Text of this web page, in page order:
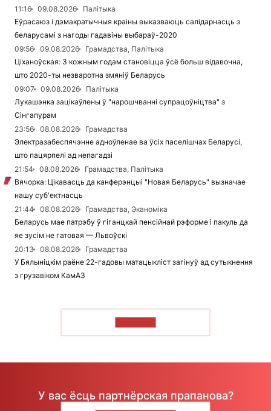
11:16
09.08.2026
Палітыка
Еўрасаюз і дэмакратычныя краіны выказваюць салідарнасць з
беларусамі з нагоды гадавіны выбараў-2020
09:56
09.08.2026
Грамадства, Палітыка
Ціханоўская: З кожным годам становіцца ўсё больш відавочна,
што 2020-ты незваротна змяніў Беларусь
09:07
09.08.2026
Палітыка
Лукашэнка зацікаўлены ў "нарошчванні супрацоўніцтва" з
Сінгапурам
23:56
08.08.2026
Грамадства
Электразабеспячэнне адноўленае ва ўсіх паселішчах Беларусі,
што пацярпелі ад непагадзі
21:54
08.08.2026
Грамадства, Палітыка
Вячорка: Цікавасць да канферэнцыі "Новая Беларусь" вызначае
нашу суб'ектнасць
21:44
08.08.2026
Грамадства, Эканоміка
Беларусь мае патрэбу ў гіганцкай пенсійнай рэформе і пакуль да
яе зусім не гатовая — Львоўскі
20:13
08.08.2026
Грамадства
У Бялыніцкім раёне 22-гадовы матацыкліст загінуў ад сутыкнення
з грузавіком КамАЗ
У вас ёсць партнёрская прапанова?